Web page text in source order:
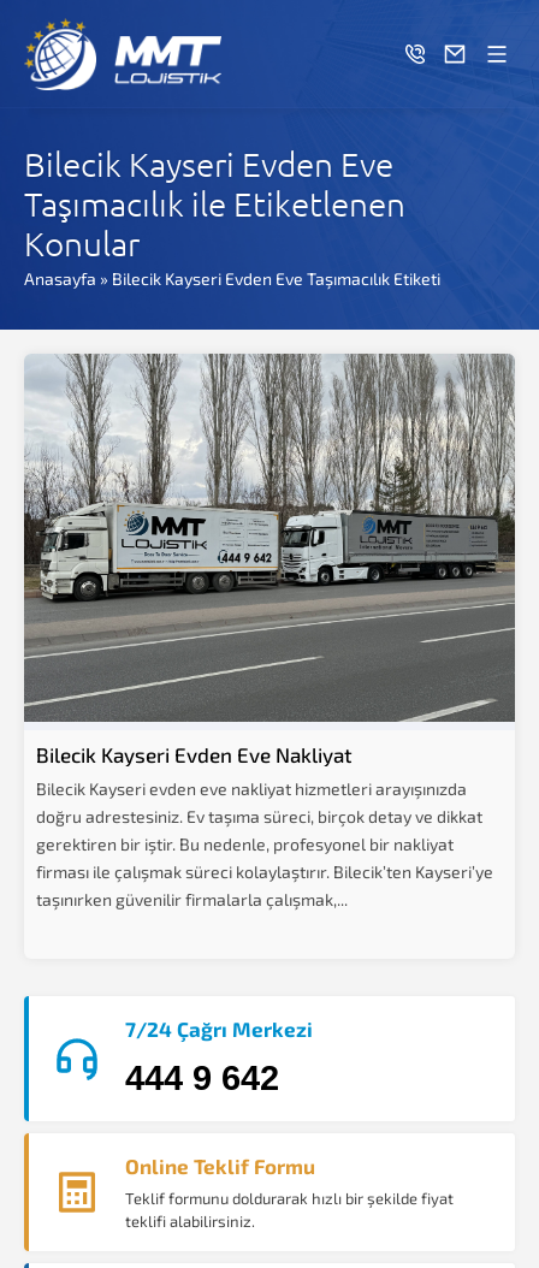
Bilecik Kayseri Evden Eve
Taşımacılık ile Etiketlenen
Konular
Anasayfa » Bilecik Kayseri Evden Eve Taşımacılık Etiketi
Bilecik Kayseri Evden Eve Nakliyat
Bilecik Kayseri evden eve nakliyat hizmetleri arayışınızda
doğru adrestesiniz. Ev taşıma süreci, birçok detay ve dikkat
gerektiren bir iştir. Bu nedenle, profesyonel bir nakliyat
firması ile çalışmak süreci kolaylaştırır. Bilecik’ten Kayseri’ye
taşınırken güvenilir firmalarla çalışmak,...
7/24 Çağrı Merkezi
444 9 642
Online Teklif Formu
Teklif formunu doldurarak hızlı bir şekilde fiyat
teklifi alabilirsiniz.